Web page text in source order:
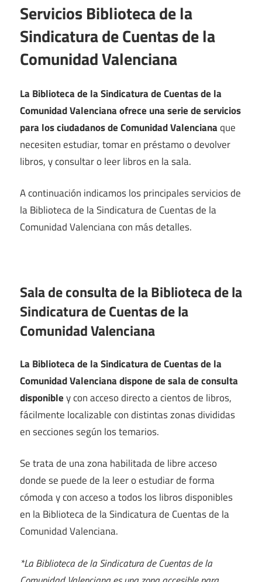
Servicios Biblioteca de la
Sindicatura de Cuentas de la
Comunidad Valenciana
La Biblioteca de la Sindicatura de Cuentas de la
Comunidad Valenciana ofrece una serie de servicios
para los ciudadanos de Comunidad Valencianaque
necesiten estudiar, tomar en préstamo o devolver
libros, y consultar o leer libros en la sala.
A continuación indicamos los principales servicios de
la Biblioteca de la Sindicatura de Cuentas de la
Comunidad Valenciana con más detalles.
Sala de consulta de la Biblioteca de la
Sindicatura de Cuentas de la
Comunidad Valenciana
La Biblioteca de la Sindicatura de Cuentas de la
Comunidad Valenciana dispone de sala de consulta
disponibley con acceso directo a cientos de libros,
fácilmente localizable con distintas zonas divididas
en secciones según los temarios.
Se trata de una zona habilitada de libre acceso
donde se puede de la leer o estudiar de forma
cómoda y con acceso a todos los libros disponibles
en la Biblioteca de la Sindicatura de Cuentas de la
Comunidad Valenciana.
*La Biblioteca de la Sindicatura de Cuentas de la